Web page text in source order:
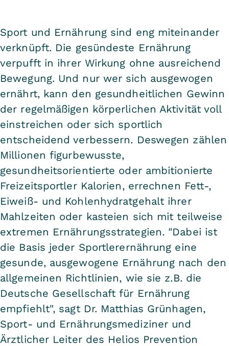
Sport und Ernährung sind eng miteinander
verknüpft. Die gesündeste Ernährung
verpufft in ihrer Wirkung ohne ausreichend
Bewegung. Und nur wer sich ausgewogen
ernährt, kann den gesundheitlichen Gewinn
der regelmäßigen körperlichen Aktivität voll
einstreichen oder sich sportlich
entscheidend verbessern. Deswegen zählen
Millionen figurbewusste,
gesundheitsorientierte oder ambitionierte
Freizeitsportler Kalorien, errechnen Fett-,
Eiweiß- und Kohlenhydratgehalt ihrer
Mahlzeiten oder kasteien sich mit teilweise
extremen Ernährungsstrategien. "Dabei ist
die Basis jeder Sportlerernährung eine
gesunde, ausgewogene Ernährung nach den
allgemeinen Richtlinien, wie sie z.B. die
Deutsche Gesellschaft für Ernährung
empfiehlt", sagt Dr. Matthias Grünhagen,
Sport- und Ernährungsmediziner und
Ärztlicher Leiter des Helios Prevention